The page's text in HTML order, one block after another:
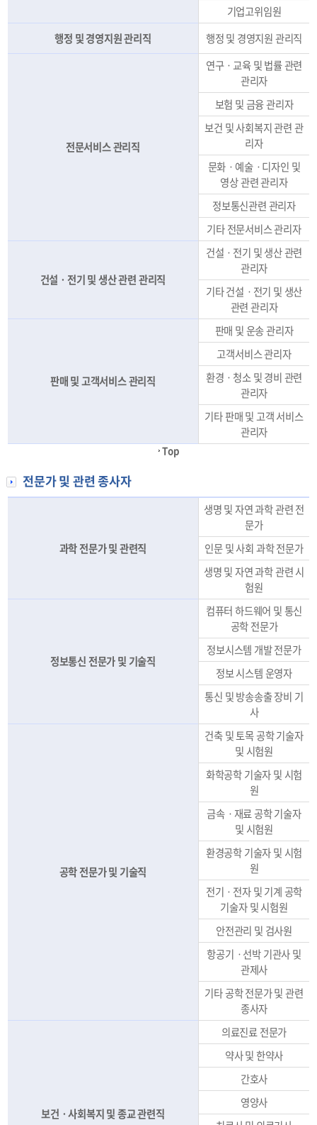
기업고위임원
행정 및 경영지원 관리직
행정 및 경영지원 관리직
전문서비스 관리직
연구ㆍ교육 및 법률 관련
관리자
보험 및 금융 관리자
보건 및 사회복지 관련 관
리자
문화ㆍ예술ㆍ디자인 및
영상 관련 관리자
정보통신관련 관리자
기타 전문서비스 관리자
건설ㆍ전기 및 생산 관련 관리직
건설ㆍ전기 및 생산 관련
관리자
기타 건설ㆍ전기 및 생산
관련 관리자
판매 및 고객서비스 관리직
판매 및 운송 관리자
고객서비스 관리자
환경ㆍ청소 및 경비 관련
관리자
기타 판매 및 고객 서비스
관리자
Top
전문가 및 관련 종사자
과학 전문가 및 관련직
생명 및 자연 과학 관련 전
문가
인문 및 사회 과학 전문가
생명 및 자연 과학 관련 시
험원
정보통신 전문가 및 기술직
컴퓨터 하드웨어 및 통신
공학 전문가
정보시스템 개발 전문가
정보 시스템 운영자
통신 및 방송송출 장비 기
사
공학 전문가 및 기술직
건축 및 토목 공학 기술자
및 시험원
화학공학 기술자 및 시험
원
금속ㆍ재료 공학 기술자
및 시험원
환경공학 기술자 및 시험
원
전기ㆍ전자 및 기계 공학
기술자 및 시험원
안전관리 및 검사원
항공기ㆍ선박 기관사 및
관제사
기타 공학 전문가 및 관련
종사자
보건ㆍ사회복지 및 종교 관련직
의료진료 전문가
약사 및 한약사
간호사
영양사